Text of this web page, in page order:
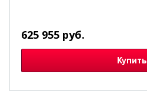
625 955 руб.
Купить